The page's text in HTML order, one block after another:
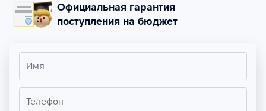
Официальная гарантия
поступления на бюджет
Имя
Телефон